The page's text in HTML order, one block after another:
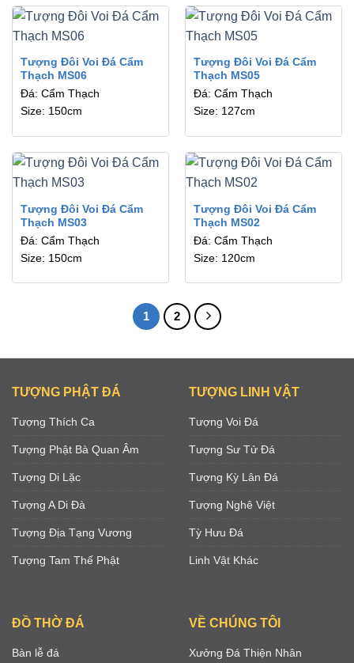
Tượng Đôi Voi Đá Cẩm
Thạch MS06
Đá: Cẩm Thạch
Size: 150cm
Tượng Đôi Voi Đá Cẩm
Thạch MS05
Đá: Cẩm Thạch
Size: 127cm
Tượng Đôi Voi Đá Cẩm
Thạch MS03
Đá: Cẩm Thạch
Size: 150cm
Tượng Đôi Voi Đá Cẩm
Thạch MS02
Đá: Cẩm Thạch
Size: 120cm
1 2
TƯỢNG PHẬT ĐÁ
Tượng Thích Ca
Tượng Phật Bà Quan Âm
Tượng Di Lặc
Tượng A Di Đà
Tượng Địa Tạng Vương
Tượng Tam Thế Phật
TƯỢNG LINH VẬT
Tượng Voi Đá
Tượng Sư Tử Đá
Tượng Kỳ Lân Đá
Tượng Nghê Việt
Tỳ Hưu Đá
Linh Vật Khác
ĐỒ THỜ ĐÁ
Bàn lễ đá
VỀ CHÚNG TÔI
Xưởng Đá Thiện Nhân